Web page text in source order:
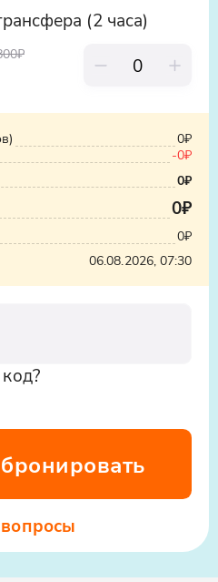
время года берите
принадлежности и
года возьмите с
за 48 часов
(2 часа)
₽
0₽
-0₽
0₽
0₽
0₽
06.08.2026, 07:30